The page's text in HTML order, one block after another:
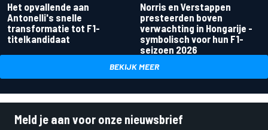
Het opvallende aan
Antonelli's snelle
transformatie tot F1-
titelkandidaat
Norris en Verstappen
presteerden boven
verwachting in Hongarije -
symbolisch voor hun F1-
seizoen 2026
BEKIJK MEER
Meld je aan voor onze nieuwsbrief